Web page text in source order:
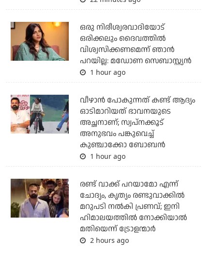
ഒരു നിരീശ്വരവാദിയോട്
ഒരിക്കലും ദൈവത്തിൽ
വിശ്വസിക്കണമെന്ന് ഞാൻ
പറയില്ല: മഡോണ സെബാസ്റ്റ്യൻ
1 hour ago
വീഴാന്‍ പോകുന്നത് കണ്ട് ആദ്യം
ഓടിമാറിയത് ഭാവനയുടെ
അച്ഛനാണ്; സ്വപ്‌നക്കൂട്
അനുഭവം പങ്കുവെച്ച്
കുഞ്ചാക്കോ ബോബന്‍
1 hour ago
രണ്ട് വാക്ക് പറയാമോ എന്ന്
ചോദ്യം, കൃത്യം രണ്ടുവാക്കില്‍
മറുപടി നല്‍കി പ്രണവ്; ഇനി
ഹിമാലയത്തില്‍ നോക്കിയാല്‍
മതിയെന്ന് ട്രോളന്മാര്‍
2 hours ago